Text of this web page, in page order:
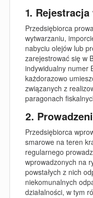
1. Rejestracja
Przedsiębiorca
wytwarzaniu,
nabyciu olejów lub
zarejestrować się w
indywidualny numer
każdorazowo
związanych z
paragonach
2.
Przedsiębiorca
smarowe na teren
regularnego
wprowadzonych na
powstałych z nich
niekomunalnych
działalności, w tym